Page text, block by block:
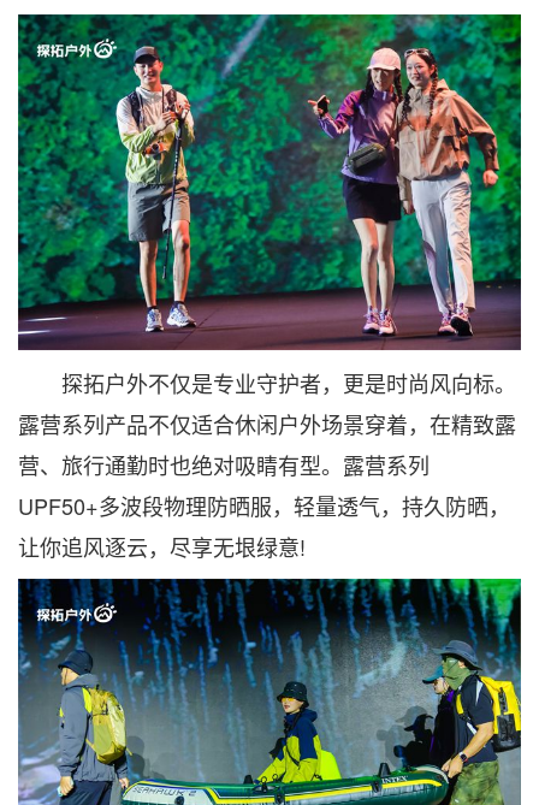
探拓户外不仅是专业守护者，更是时尚风向标。
露营系列产品不仅适合休闲户外场景穿着，在精致露
营、旅行通勤时也绝对吸睛有型。露营系列
UPF50+多波段物理防晒服，轻量透气，持久防晒，
让你追风逐云，尽享无垠绿意!